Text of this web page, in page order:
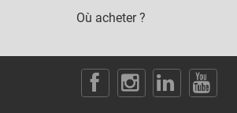
Où acheter ?
SOCIAL
ICONS